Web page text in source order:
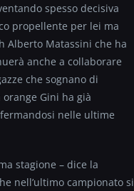
spesso decisiva
propellente per lei ma
Alberto Matassini che ha
anche a collaborare
che sognano di
Gini ha già
nelle ultime
stagione – dice la
nell’ultimo campionato si